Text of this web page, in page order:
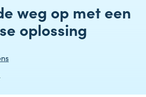
weg op met een
oplossing